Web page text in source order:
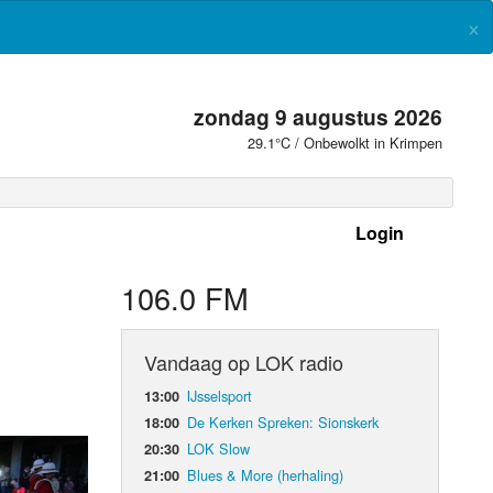
×
zondag 9 augustus 2026
29.1°C / Onbewolkt in Krimpen
Login
106.0 FM
Vandaag op LOK radio
13:00 IJsselsport
18:00 De Kerken Spreken: Sionskerk
20:30 LOK Slow
21:00 Blues & More (herhaling)